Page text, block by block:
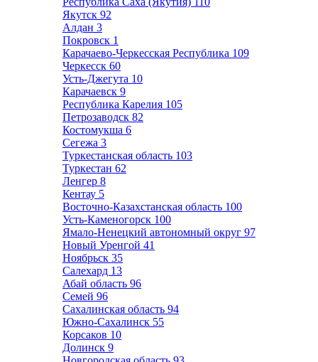
Якутск 92
Алдан 3
Покровск 1
Карачаево-Черкесская Республика 109
Черкесск 60
Усть-Джегута 10
Карачаевск 9
Республика Карелия 105
Петрозаводск 82
Костомукша 6
Сегежа 3
Туркестанская область 103
Туркестан 62
Ленгер 8
Кентау 5
Восточно-Казахстанская область 100
Усть-Каменогорск 100
Ямало-Ненецкий автономный округ 97
Новый Уренгой 41
Ноябрьск 35
Салехард 13
Абай область 96
Семей 96
Сахалинская область 94
Южно-Сахалинск 55
Корсаков 10
Долинск 9